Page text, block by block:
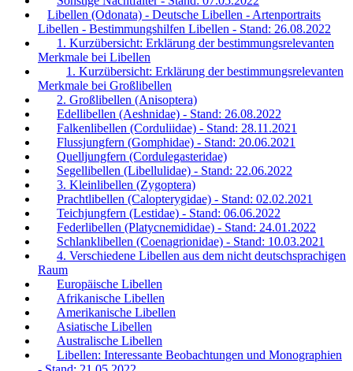
Libellen (Odonata) - Deutsche Libellen - Artenportraits
Libellen - Bestimmungshilfen Libellen - Stand: 26.08.2022
1. Kurzübersicht: Erklärung der bestimmungsrelevanten
Merkmale bei Libellen
1. Kurzübersicht: Erklärung der bestimmungsrelevanten
Merkmale bei Großlibellen
2. Großlibellen (Anisoptera)
Edellibellen (Aeshnidae) - Stand: 26.08.2022
Falkenlibellen (Corduliidae) - Stand: 28.11.2021
Flussjungfern (Gomphidae) - Stand: 20.06.2021
Quelljungfern (Cordulegasteridae)
Segellibellen (Libellulidae) - Stand: 22.06.2022
3. Kleinlibellen (Zygoptera)
Prachtlibellen (Calopterygidae) - Stand: 02.02.2021
Teichjungfern (Lestidae) - Stand: 06.06.2022
Federlibellen (Platycnemididae) - Stand: 24.01.2022
Schlanklibellen (Coenagrionidae) - Stand: 10.03.2021
4. Verschiedene Libellen aus dem nicht deutschsprachigen
Raum
Europäische Libellen
Afrikanische Libellen
Amerikanische Libellen
Asiatische Libellen
Australische Libellen
Libellen: Interessante Beobachtungen und Monographien